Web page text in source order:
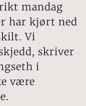
mandag
har kjørt ned
Vi
skriver
i
være